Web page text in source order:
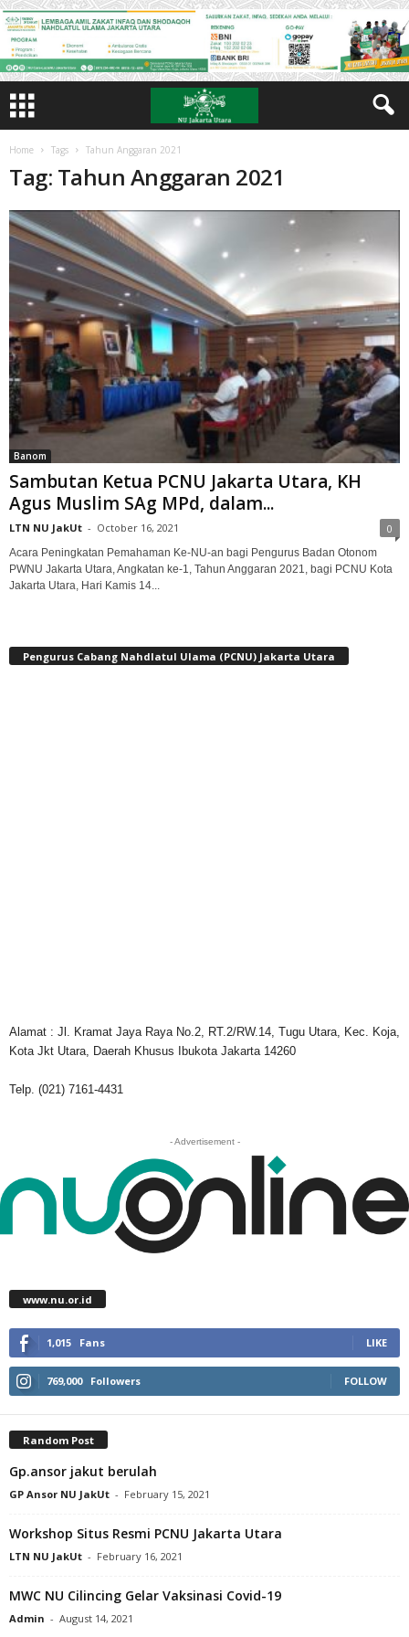
Home Tags Tahun Anggaran 2021
Tag: Tahun Anggaran 2021
Banom
Sambutan Ketua PCNU Jakarta Utara, KH
Agus Muslim SAg MPd, dalam...
LTN NU JakUt - October 16, 2021 0
Acara Peningkatan Pemahaman Ke-NU-an bagi Pengurus Badan Otonom
PWNU Jakarta Utara, Angkatan ke-1, Tahun Anggaran 2021, bagi PCNU Kota
Jakarta Utara, Hari Kamis 14...
Pengurus Cabang Nahdlatul Ulama (PCNU) Jakarta Utara
Alamat : Jl. Kramat Jaya Raya No.2, RT.2/RW.14, Tugu Utara, Kec. Koja,
Kota Jkt Utara, Daerah Khusus Ibukota Jakarta 14260
Telp. (021) 7161-4431
- Advertisement -
www.nu.or.id
1,015 Fans LIKE
769,000 Followers FOLLOW
Random Post
Gp.ansor jakut berulah
GP Ansor NU JakUt - February 15, 2021
Workshop Situs Resmi PCNU Jakarta Utara
LTN NU JakUt - February 16, 2021
MWC NU Cilincing Gelar Vaksinasi Covid-19
Admin - August 14, 2021